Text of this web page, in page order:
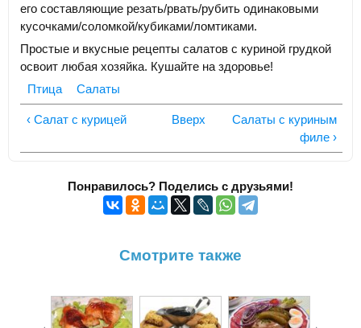
его составляющие резать/рвать/рубить одинаковыми
кусочками/соломкой/кубиками/ломтиками.
Простые и вкусные рецепты салатов с куриной грудкой
освоит любая хозяйка. Кушайте на здоровье!
Птица
Салаты
‹ Салат с курицей Вверх
Салаты с куриным
филе ›
Понравилось? Поделись с друзьями!
Смотрите также